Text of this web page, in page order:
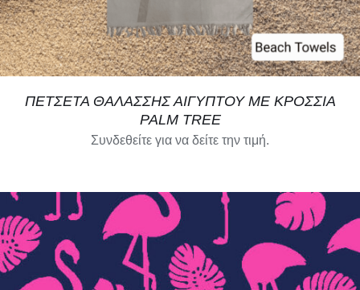
ΠΕΤΣΕΤΑ ΘΑΛΑΣΣΗΣ ΑΙΓΥΠΤΟΥ ΜΕ ΚΡΟΣΣΙΑ
PALM TREE
Συνδεθείτε για να δείτε την τιμή.